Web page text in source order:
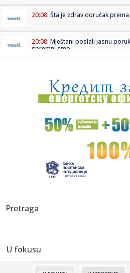
20:08: Šta je zdrav doručak
20:08: Mještani poslali jasnu
spremni smo...
20:07:Poznati NBA analitičar o
ukla...
20:04:Kostić predstavljen u
odmah sa...
Iran priprema zakon koji
20:00:Počela inspekcijska
o...
20:00:
Pretraga
U fokusu